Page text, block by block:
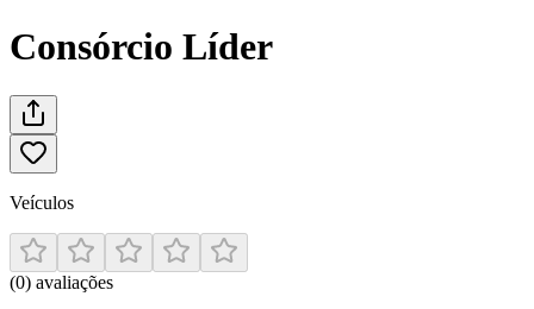
Consórcio Líder
Veículos
(0) avaliações